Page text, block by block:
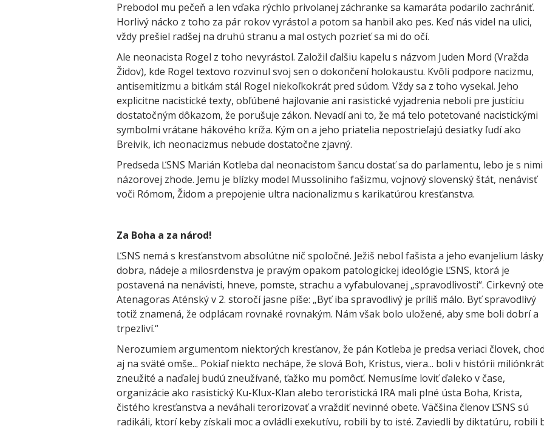
Prebodol mu pečeň a len vďaka rýchlo privolanej záchranke sa kamaráta podarilo zachrániť.
Horlivý nácko z toho za pár rokov vyrástol a potom sa hanbil ako pes. Keď nás videl na ulici,
vždy prešiel radšej na druhú stranu a mal ostych pozrieť sa mi do očí.
Ale neonacista Rogel z toho nevyrástol. Založil ďalšiu kapelu s názvom Juden Mord (Vražda
Židov), kde Rogel textovo rozvinul svoj sen o dokončení holokaustu. Kvôli podpore nacizmu,
antisemitizmu a bitkám stál Rogel niekoľkokrát pred súdom. Vždy sa z toho vysekal. Jeho
explicitne nacistické texty, obľúbené hajlovanie ani rasistické vyjadrenia neboli pre justíciu
dostatočným dôkazom, že porušuje zákon. Nevadí ani to, že má telo potetované nacistickými
symbolmi vrátane hákového kríža. Kým on a jeho priatelia nepostrieľajú desiatky ľudí ako
Breivik, ich neonacizmus nebude dostatočne zjavný.
Predseda ĽSNS Marián Kotleba dal neonacistom šancu dostať sa do parlamentu, lebo je s
názorovej zhode. Jemu je blízky model Mussoliniho fašizmu, vojnový slovenský štát, nenávisť
voči Rómom, Židom a prepojenie ultra nacionalizmu s karikatúrou kresťanstva.
Za Boha a za národ!
ĽSNS nemá s kresťanstvom absolútne nič spoločné. Ježiš nebol fašista a jeho evanjelium
dobra, nádeje a milosrdenstva je pravým opakom patologickej ideológie ĽSNS, ktorá je
postavená na nenávisti, hneve, pomste, strachu a vyfabulovanej „spravodlivosti“. Cirkevný
Atenagoras Aténský v 2. storočí jasne píše: „Byť iba spravodlivý je príliš málo. Byť spravodlivý
totiž znamená, že odplácam rovnaké rovnakým. Nám však bolo uložené, aby sme boli dobrí a
trpezliví.“
Nerozumiem argumentom niektorých kresťanov, že pán Kotleba je predsa veriaci človek,
aj na sväté omše... Pokiaľ niekto nechápe, že slová Boh, Kristus, viera... boli v histórii miliónkrát
zneužité a naďalej budú zneužívané, ťažko mu pomôcť. Nemusíme loviť ďaleko v čase,
organizácie ako rasistický Ku-Klux-Klan alebo teroristická IRA mali plné ústa Boha, Krista,
čistého kresťanstva a neváhali terorizovať a vraždiť nevinné obete. Väčšina členov ĽSNS sú
radikáli, ktorí keby získali moc a ovládli exekutívu, robili by to isté. Zaviedli by diktatúru, robili